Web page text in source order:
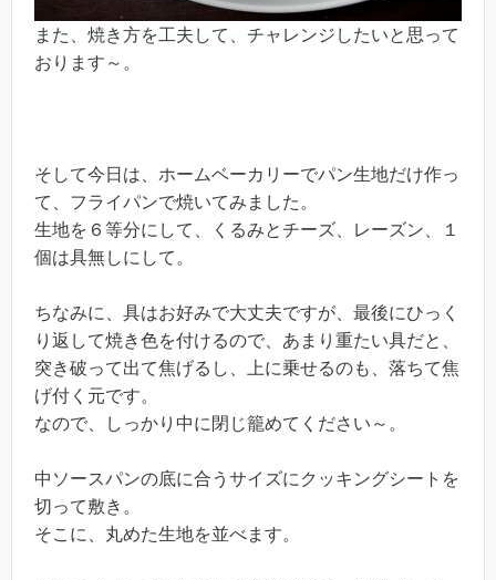
また、焼き方を工夫して、チャレンジしたいと思って
おります～。
そして今日は、ホームベーカリーでパン生地だけ作っ
て、フライパンで焼いてみました。
生地を６等分にして、くるみとチーズ、レーズン、１
個は具無しにして。
ちなみに、具はお好みで大丈夫ですが、最後にひっく
り返して焼き色を付けるので、あまり重たい具だと、
突き破って出て焦げるし、上に乗せるのも、落ちて焦
げ付く元です。
なので、しっかり中に閉じ籠めてください～。
中ソースパンの底に合うサイズにクッキングシートを
切って敷き。
そこに、丸めた生地を並べます。